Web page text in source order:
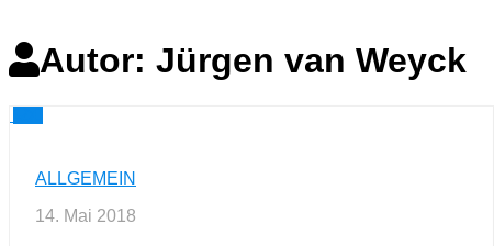
Autor: Jürgen van Weyck
ALLGEMEIN
14. Mai 2018